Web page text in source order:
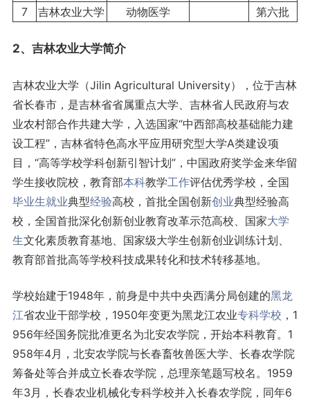
7
吉林农业大学 动物医学 第六批
2、吉林农业大学简介
吉林农业大学（Jilin Agricultural University），位于吉林
省长春市，是吉林省省属重点大学、吉林省人民政府与农
业农村部合作共建大学，入选国家“中西部高校基础能力建
设工程”，吉林省特色高水平应用研究型大学A类建设项
目，“高等学校学科创新引智计划”，中国政府奖学金来华留
学生接收院校，教育部本科教学工作评估优秀学校，全国
毕业生就业典型经验高校，首批全国创新创业典型经验高
校，全国首批深化创新创业教育改革示范高校、国家大学
生文化素质教育基地、国家级大学生创新创业训练计划、
教育部首批高等学校科技成果转化和技术转移基地。
学校始建于1948年，前身是中共中央西满分局创建的黑龙
江省农业干部学校，1950年变更为黑龙江农业专科学校 ，1
956年经国务院批准更名为北安农学院，开始本科教育。1
958年4月，北安农学院与长春畜牧兽医大学、长春农学院
筹备处等合并成立长春农学院，总理亲笔题写校名。1959
年3月，长春农业机械化专科学校并入长春农学院，同年6